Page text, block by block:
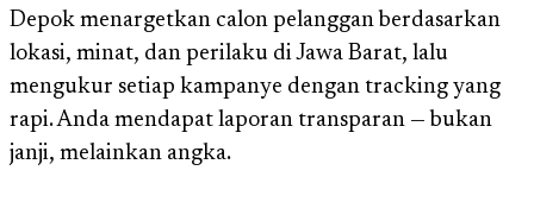
Depok menargetkan calon pelanggan berdasarkan
lokasi, minat, dan perilaku di Jawa Barat, lalu
mengukur setiap kampanye dengan tracking yang
rapi. Anda mendapat laporan transparan — bukan
janji, melainkan angka.